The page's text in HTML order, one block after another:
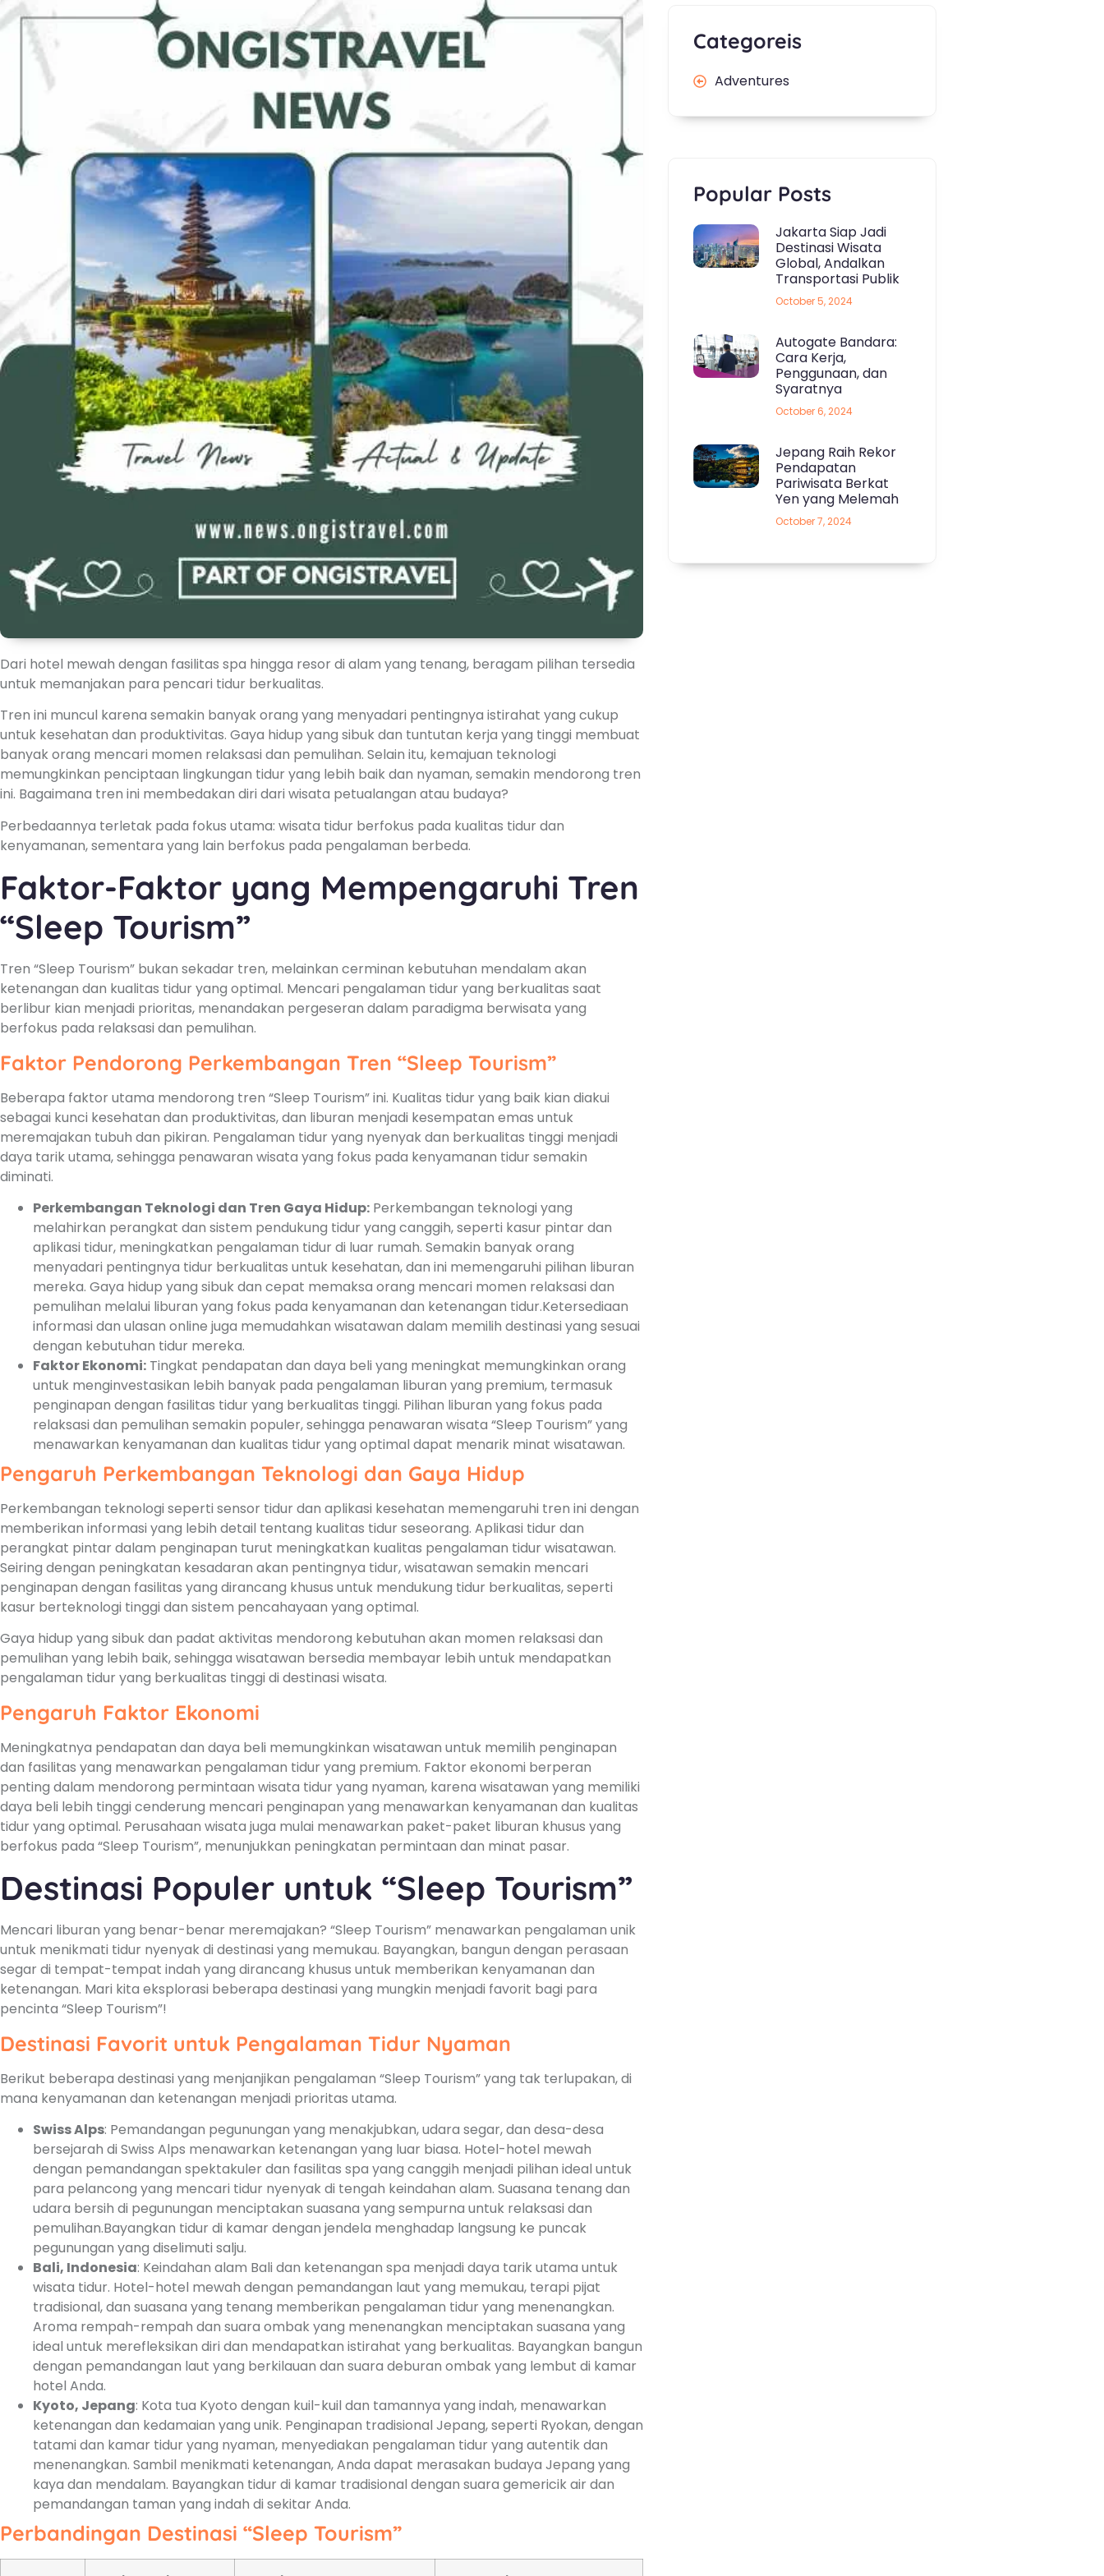
Dari hotel mewah dengan fasilitas spa hingga resor di alam yang tenang, beragam pilihan tersedia
untuk memanjakan para pencari tidur berkualitas.
Tren ini muncul karena semakin banyak orang yang menyadari pentingnya istirahat yang cukup
untuk kesehatan dan produktivitas. Gaya hidup yang sibuk dan tuntutan kerja yang tinggi membuat
banyak orang mencari momen relaksasi dan pemulihan. Selain itu, kemajuan teknologi
memungkinkan penciptaan lingkungan tidur yang lebih baik dan nyaman, semakin mendorong tren
ini. Bagaimana tren ini membedakan diri dari wisata petualangan atau budaya?
Perbedaannya terletak pada fokus utama: wisata tidur berfokus pada kualitas tidur dan
kenyamanan, sementara yang lain berfokus pada pengalaman berbeda.
Faktor-Faktor yang Mempengaruhi Tren
“Sleep Tourism”
Tren “Sleep Tourism” bukan sekadar tren, melainkan cerminan kebutuhan mendalam akan
ketenangan dan kualitas tidur yang optimal. Mencari pengalaman tidur yang berkualitas saat
berlibur kian menjadi prioritas, menandakan pergeseran dalam paradigma berwisata yang
berfokus pada relaksasi dan pemulihan.
Faktor Pendorong Perkembangan Tren “Sleep Tourism”
Beberapa faktor utama mendorong tren “Sleep Tourism” ini. Kualitas tidur yang baik kian diakui
sebagai kunci kesehatan dan produktivitas, dan liburan menjadi kesempatan emas untuk
meremajakan tubuh dan pikiran. Pengalaman tidur yang nyenyak dan berkualitas tinggi menjadi
daya tarik utama, sehingga penawaran wisata yang fokus pada kenyamanan tidur semakin
diminati.
Perkembangan Teknologi dan Tren Gaya Hidup: Perkembangan teknologi yang
melahirkan perangkat dan sistem pendukung tidur yang canggih, seperti kasur pintar dan
aplikasi tidur, meningkatkan pengalaman tidur di luar rumah. Semakin banyak orang
menyadari pentingnya tidur berkualitas untuk kesehatan, dan ini memengaruhi pilihan liburan
mereka. Gaya hidup yang sibuk dan cepat memaksa orang mencari momen relaksasi dan
pemulihan melalui liburan yang fokus pada kenyamanan dan ketenangan tidur.Ketersediaan
informasi dan ulasan online juga memudahkan wisatawan dalam memilih destinasi yang sesuai
dengan kebutuhan tidur mereka.
Faktor Ekonomi: Tingkat pendapatan dan daya beli yang meningkat memungkinkan orang
untuk menginvestasikan lebih banyak pada pengalaman liburan yang premium, termasuk
penginapan dengan fasilitas tidur yang berkualitas tinggi. Pilihan liburan yang fokus pada
relaksasi dan pemulihan semakin populer, sehingga penawaran wisata “Sleep Tourism” yang
menawarkan kenyamanan dan kualitas tidur yang optimal dapat menarik minat wisatawan.
Pengaruh Perkembangan Teknologi dan Gaya Hidup
Perkembangan teknologi seperti sensor tidur dan aplikasi kesehatan memengaruhi tren ini dengan
memberikan informasi yang lebih detail tentang kualitas tidur seseorang. Aplikasi tidur dan
perangkat pintar dalam penginapan turut meningkatkan kualitas pengalaman tidur wisatawan.
Seiring dengan peningkatan kesadaran akan pentingnya tidur, wisatawan semakin mencari
penginapan dengan fasilitas yang dirancang khusus untuk mendukung tidur berkualitas, seperti
kasur berteknologi tinggi dan sistem pencahayaan yang optimal.
Gaya hidup yang sibuk dan padat aktivitas mendorong kebutuhan akan momen relaksasi dan
pemulihan yang lebih baik, sehingga wisatawan bersedia membayar lebih untuk mendapatkan
pengalaman tidur yang berkualitas tinggi di destinasi wisata.
Pengaruh Faktor Ekonomi
Meningkatnya pendapatan dan daya beli memungkinkan wisatawan untuk memilih penginapan
dan fasilitas yang menawarkan pengalaman tidur yang premium. Faktor ekonomi berperan
penting dalam mendorong permintaan wisata tidur yang nyaman, karena wisatawan yang memiliki
daya beli lebih tinggi cenderung mencari penginapan yang menawarkan kenyamanan dan kualitas
tidur yang optimal. Perusahaan wisata juga mulai menawarkan paket-paket liburan khusus yang
berfokus pada “Sleep Tourism”, menunjukkan peningkatan permintaan dan minat pasar.
Destinasi Populer untuk “Sleep Tourism”
Mencari liburan yang benar-benar meremajakan? “Sleep Tourism” menawarkan pengalaman unik
untuk menikmati tidur nyenyak di destinasi yang memukau. Bayangkan, bangun dengan perasaan
segar di tempat-tempat indah yang dirancang khusus untuk memberikan kenyamanan dan
ketenangan. Mari kita eksplorasi beberapa destinasi yang mungkin menjadi favorit bagi para
pencinta “Sleep Tourism”!
Destinasi Favorit untuk Pengalaman Tidur Nyaman
Berikut beberapa destinasi yang menjanjikan pengalaman “Sleep Tourism” yang tak terlupakan, di
mana kenyamanan dan ketenangan menjadi prioritas utama.
Swiss Alps: Pemandangan pegunungan yang menakjubkan, udara segar, dan desa-desa
bersejarah di Swiss Alps menawarkan ketenangan yang luar biasa. Hotel-hotel mewah
dengan pemandangan spektakuler dan fasilitas spa yang canggih menjadi pilihan ideal untuk
para pelancong yang mencari tidur nyenyak di tengah keindahan alam. Suasana tenang dan
udara bersih di pegunungan menciptakan suasana yang sempurna untuk relaksasi dan
pemulihan.Bayangkan tidur di kamar dengan jendela menghadap langsung ke puncak
pegunungan yang diselimuti salju.
Bali, Indonesia: Keindahan alam Bali dan ketenangan spa menjadi daya tarik utama untuk
wisata tidur. Hotel-hotel mewah dengan pemandangan laut yang memukau, terapi pijat
tradisional, dan suasana yang tenang memberikan pengalaman tidur yang menenangkan.
Aroma rempah-rempah dan suara ombak yang menenangkan menciptakan suasana yang
ideal untuk merefleksikan diri dan mendapatkan istirahat yang berkualitas. Bayangkan bangun
dengan pemandangan laut yang berkilauan dan suara deburan ombak yang lembut di kamar
hotel Anda.
Kyoto, Jepang: Kota tua Kyoto dengan kuil-kuil dan tamannya yang indah, menawarkan
ketenangan dan kedamaian yang unik. Penginapan tradisional Jepang, seperti Ryokan, dengan
tatami dan kamar tidur yang nyaman, menyediakan pengalaman tidur yang autentik dan
menenangkan. Sambil menikmati ketenangan, Anda dapat merasakan budaya Jepang yang
kaya dan mendalam. Bayangkan tidur di kamar tradisional dengan suara gemericik air dan
pemandangan taman yang indah di sekitar Anda.
Perbandingan Destinasi “Sleep Tourism”
Categoreis
Adventures
Popular Posts
Jakarta Siap Jadi
Destinasi Wisata
Global, Andalkan
Transportasi Publik
October 5, 2024
Autogate Bandara:
Cara Kerja,
Penggunaan, dan
Syaratnya
October 6, 2024
Jepang Raih Rekor
Pendapatan
Pariwisata Berkat
Yen yang Melemah
October 7, 2024